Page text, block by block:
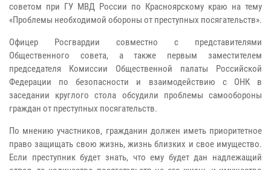
советом при ГУ МВД России по Красноярскому краю на тему
«Проблемы необходимой обороны от преступных посягательств».
Офицер Росгвардии совместно с представителями
Общественного совета, а также первым заместителем
председателя Комиссии Общественной палаты Российской
Федерации по безопасности и взаимодействию с ОНК в
заседании круглого стола обсудили проблемы самообороны
граждан от преступных посягательств.
По мнению участников, гражданин должен иметь приоритетное
право защищать свою жизнь, жизнь близких и свое имущество.
Если преступник будет знать, что ему будет дан надлежащий